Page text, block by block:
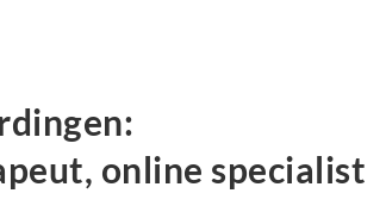
online specialist